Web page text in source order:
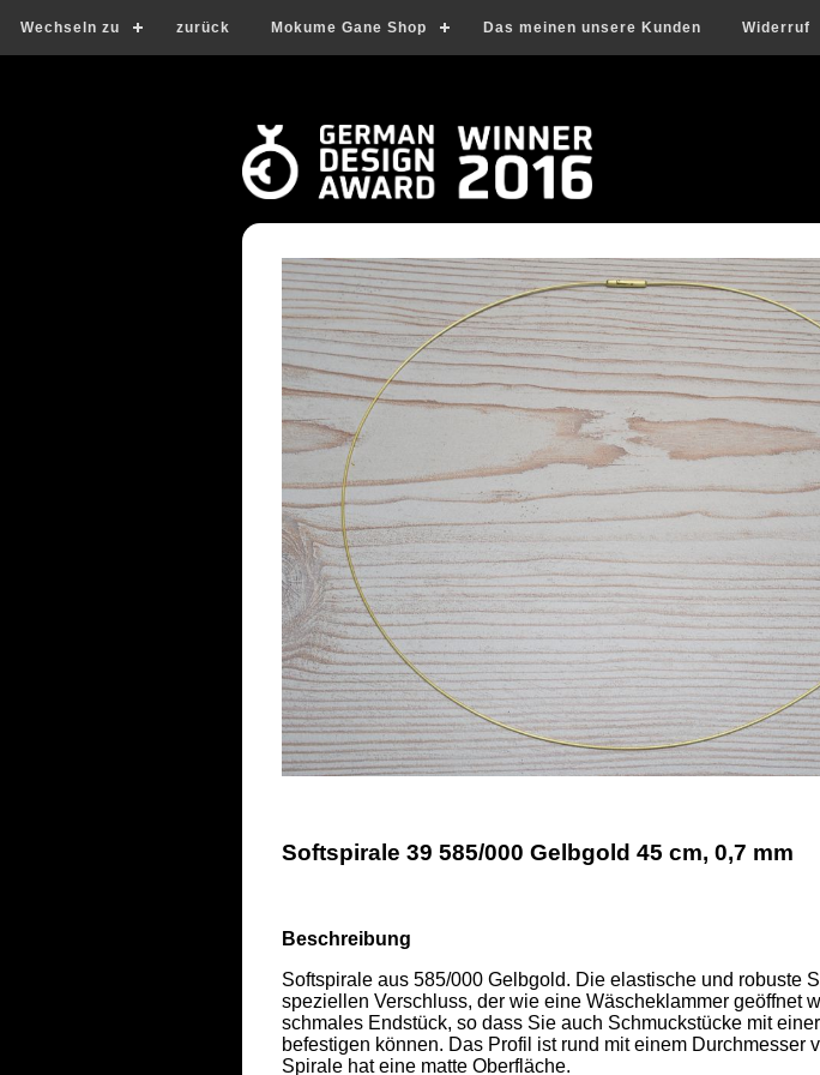
Wechseln zu zurück Mokume Gane Shop Das meinen unsere Kunden Widerruf
Softspirale 39 585/000 Gelbgold 45 cm, 0,7 mm
Beschreibung
Softspirale aus 585/000 Gelbgold. Die elastische und robuste
speziellen Verschluss, der wie eine Wäscheklammer geöffnet
schmales Endstück, so dass Sie auch Schmuckstücke mit
befestigen können. Das Profil ist rund mit einem Durchmesser
Spirale hat eine matte Oberfläche.